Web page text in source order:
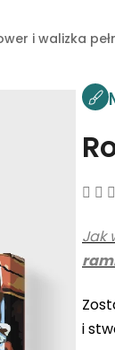
i walizka
Jak
i